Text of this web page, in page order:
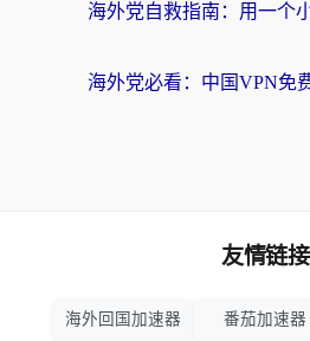
友情链接
海外回国加速器 番茄加速器